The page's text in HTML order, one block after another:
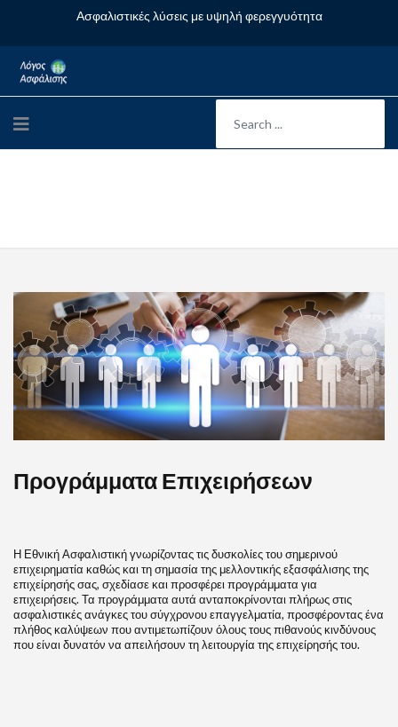
Ασφαλιστικές λύσεις με υψηλή φερεγγυότητα
Προγράμματα Επιχειρήσεων
Η Εθνική Ασφαλιστική γνωρίζοντας τις δυσκολίες του σημερινού
επιχειρηματία καθώς και τη σημασία της μελλοντικής εξασφάλισης της
επιχείρησής σας, σχεδίασε και προσφέρει προγράμματα για
επιχειρήσεις. Τα προγράμματα αυτά ανταποκρίνονται πλήρως στις
ασφαλιστικές ανάγκες του σύγχρονου επαγγελματία, προσφέροντας ένα
πλήθος καλύψεων που αντιμετωπίζουν όλους τους πιθανούς κινδύνους
που είναι δυνατόν να απειλήσουν τη λειτουργία της επιχείρησής του.